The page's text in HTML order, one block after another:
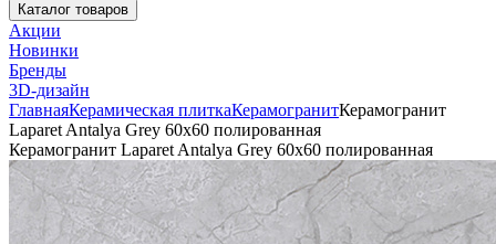
Каталог товаров
Акции
Новинки
Бренды
3D-дизайн
ГлавнаяКерамическая плиткаКерамогранитКерамогранит
Laparet Antalya Grey 60х60 полированная
Керамогранит Laparet Antalya Grey 60х60 полированная